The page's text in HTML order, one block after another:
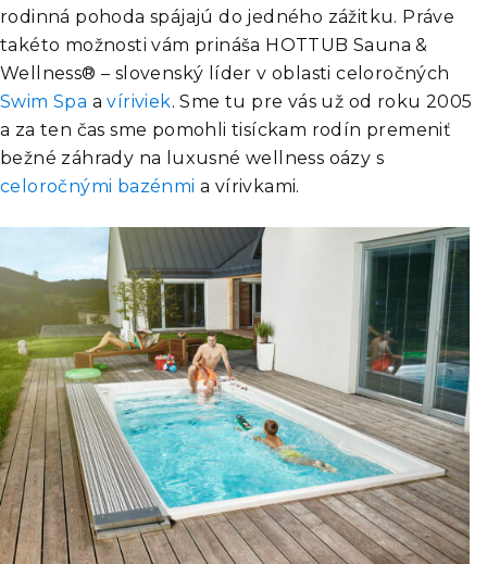
rodinná pohoda spájajú do jedného zážitku. Práve
takéto možnosti vám prináša HOTTUB Sauna &
Wellness® – slovenský líder v oblasticeloročných
Swim Spa avíriviek. Sme tu pre vás už od roku 2005
a za ten čas sme pomohli tisíckam rodín premeniť
bežné záhrady na luxusné wellness oázy s
celoročnými bazénmi a vírivkami.